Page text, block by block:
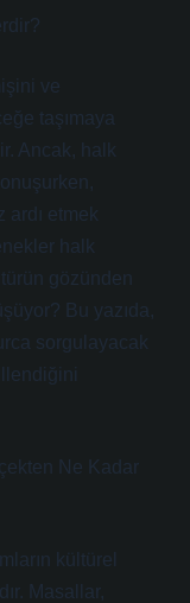
ve
taşımaya
Ancak, halk
ardı etmek
halk
gözünden
Bu yazıda,
sorgulayacak
Ne Kadar
kültürel
Masallar,